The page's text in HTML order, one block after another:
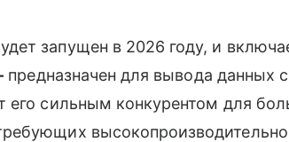
запущен в 2026 году, и
предназначен для вывода данных
его сильным конкурентом для